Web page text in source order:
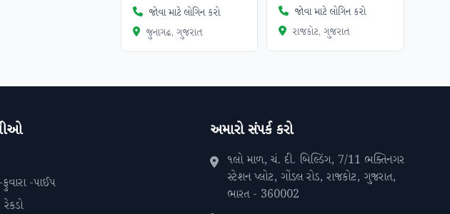
જોવા માટે લોગિન કરો
જુનાગઢ, ગુજરાત
જોવા માટે લોગિન કરો
રાજકોટ, ગુજરાત
-ફુવારા -પાઈપ
અમારો સંપર્ક કરો
૧લો માળ, ચં. દી. બિલ્ડિંગ, 7/11 ભક્તિનગર
સ્ટેશન પ્લોટ, ગોંડલ રોડ, રાજકોટ, ગુજરાત,
ભારત - 360002